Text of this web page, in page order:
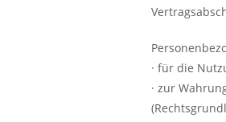
· für die
· zur